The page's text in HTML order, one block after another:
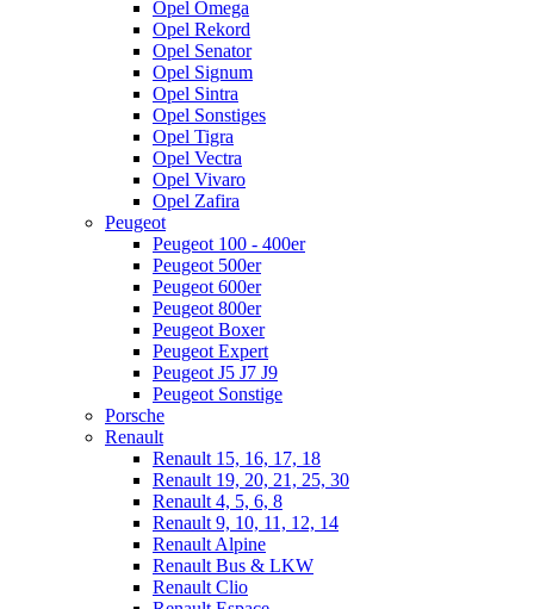
Opel Omega
Opel Rekord
Opel Senator
Opel Signum
Opel Sintra
Opel Sonstiges
Opel Tigra
Opel Vectra
Opel Vivaro
Opel Zafira
Peugeot
Peugeot 100 - 400er
Peugeot 500er
Peugeot 600er
Peugeot 800er
Peugeot Boxer
Peugeot Expert
Peugeot J5 J7 J9
Peugeot Sonstige
Porsche
Renault
Renault 15, 16, 17, 18
Renault 19, 20, 21, 25, 30
Renault 4, 5, 6, 8
Renault 9, 10, 11, 12, 14
Renault Alpine
Renault Bus & LKW
Renault Clio